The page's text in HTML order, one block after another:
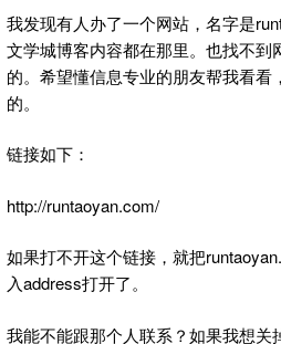
我发现有人办了一个网站，名字是
文学城博客内容都在那里。也找不到
的。希望懂信息专业的朋友帮我看
的。
链接如下：
http://runtaoyan.com/
如果打不开这个链接，就把
入address打开了。
我能不能跟那个人联系？如果我想关